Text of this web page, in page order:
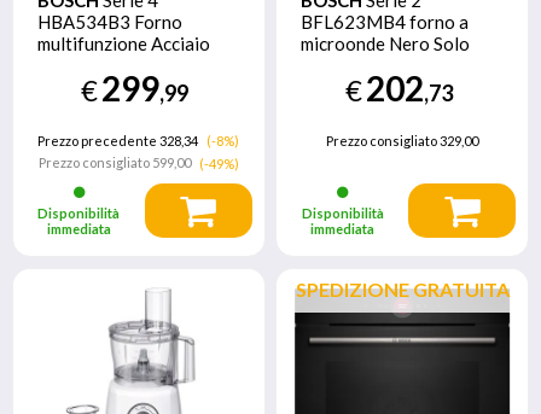
HBA534B3 Forno
multifunzione Acciaio
€299,99
Prezzo precedente 328,34
(-8%)
Prezzo consigliato599,00 (-49%)
Disponibilità
immediata
BFL623MB4 forno a
microonde Nero Solo
L 800 W
€202,73
Prezzo consigliato329,00
Disponibilità
immediata
SPEDIZIONE GRATUITA